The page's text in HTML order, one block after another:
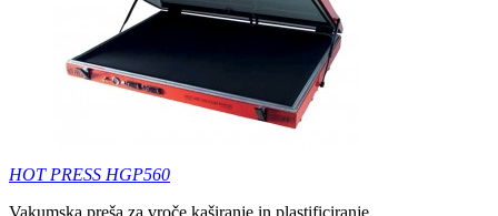
HOT PRESS HGP560
Vakumska preša za vroče kaširanje in plastificiranje.